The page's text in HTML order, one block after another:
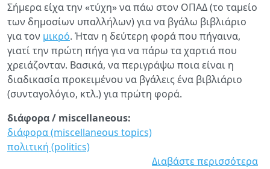
Σήμερα είχα την «τύχη» να πάω στον ΟΠΑΔ (το ταμείο
των δημοσίων υπαλλήλων) για να βγάλω βιβλιάριο
για τον μικρό. Ήταν η δεύτερη φορά που πήγαινα,
γιατί την πρώτη πήγα για να πάρω τα χαρτιά που
χρειάζονταν. Βασικά, να περιγράψω ποια είναι η
διαδικασία προκειμένου να βγάλεις ένα βιβλιάριο
(συνταγολόγιο, κτλ.) για πρώτη φορά.
διάφορα / miscellaneous:
διάφορα (miscellaneous topics)
πολιτική (politics)
Διαβάστε περισσότερα